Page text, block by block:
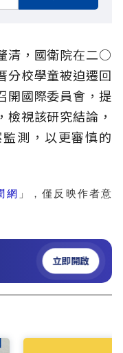
清，國衛院在二○
分校學童被迫遷回
開國際委員會，提
視該研究結論，
測，以更審慎的
網 」，僅反映作者意
立即開啟